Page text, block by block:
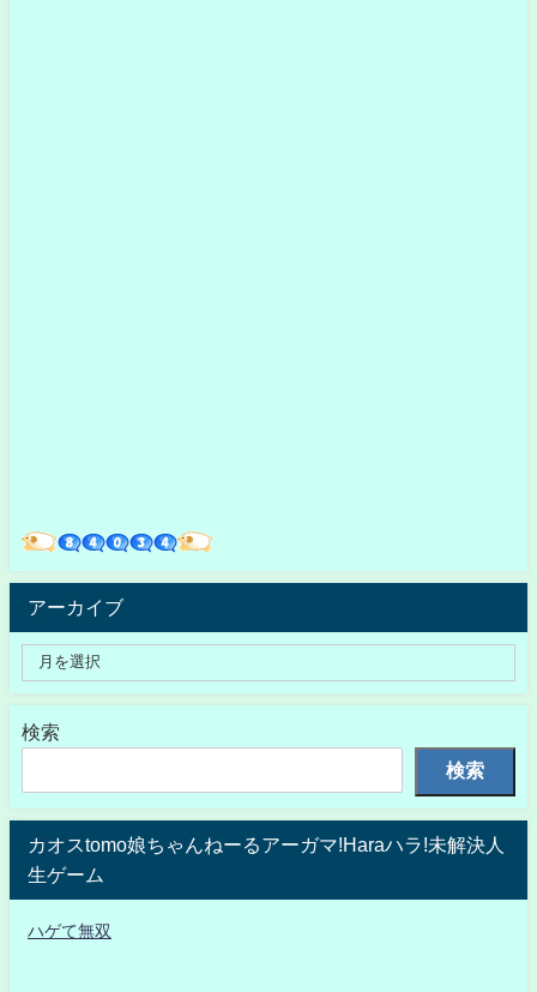
アーカイブ
検索
検索
カオスtomo娘ちゃんねーるアーガマ!Haraハラ!未解決人
生ゲーム
ハゲて無双